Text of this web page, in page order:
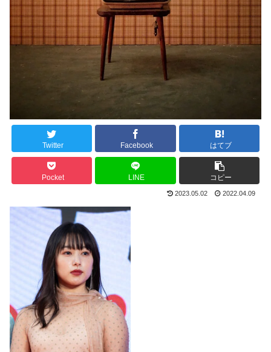
Twitter Facebook はてブ
Pocket LINE コピー
2023.05.02 2022.04.09